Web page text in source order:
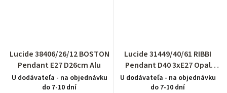
Lucide 38406/26/12 BOSTON
Pendant E27 D26cm Alu
U dodávateľa - na objednávku
do 7-10 dní
Lucide 31449/40/61 RIBBI
Pendant D40 3xE27 Opal
White
U dodávateľa - na objednávku
do 7-10 dní